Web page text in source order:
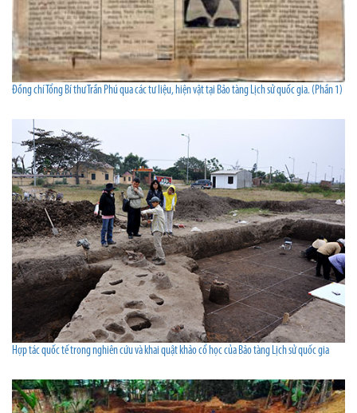
Đồng chí Tổng Bí thư Trần Phú qua các tư liệu, hiện vật tại Bảo tàng Lịch sử quốc gia. (Phần 1)
Hợp tác quốc tế trong nghiên cứu và khai quật khảo cổ học của Bảo tàng Lịch sử quốc gia